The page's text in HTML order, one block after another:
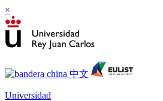
×
Universidad